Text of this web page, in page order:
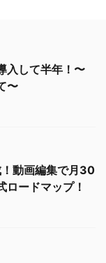
入して半年！〜
〜
動画編集で月30
ロードマップ！